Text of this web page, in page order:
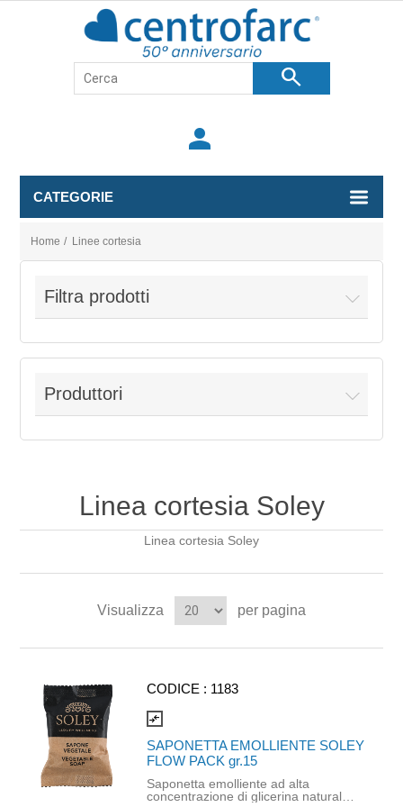
search
person
CATEGORIE
Home / Linee cortesia
Filtra prodotti
Produttori
Linea cortesia Soley
Linea cortesia Soley
Visualizza per pagina
CODICE : 1183
compare_arrows
SAPONETTA EMOLLIENTE SOLEY
FLOW PACK gr.15
Saponetta emolliente ad alta
concentrazione di glicerina naturale.